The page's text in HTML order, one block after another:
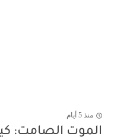
منذ 5 أيام
الموت الصامت: